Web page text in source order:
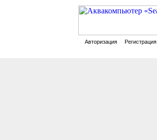
Авторизация Регистрация